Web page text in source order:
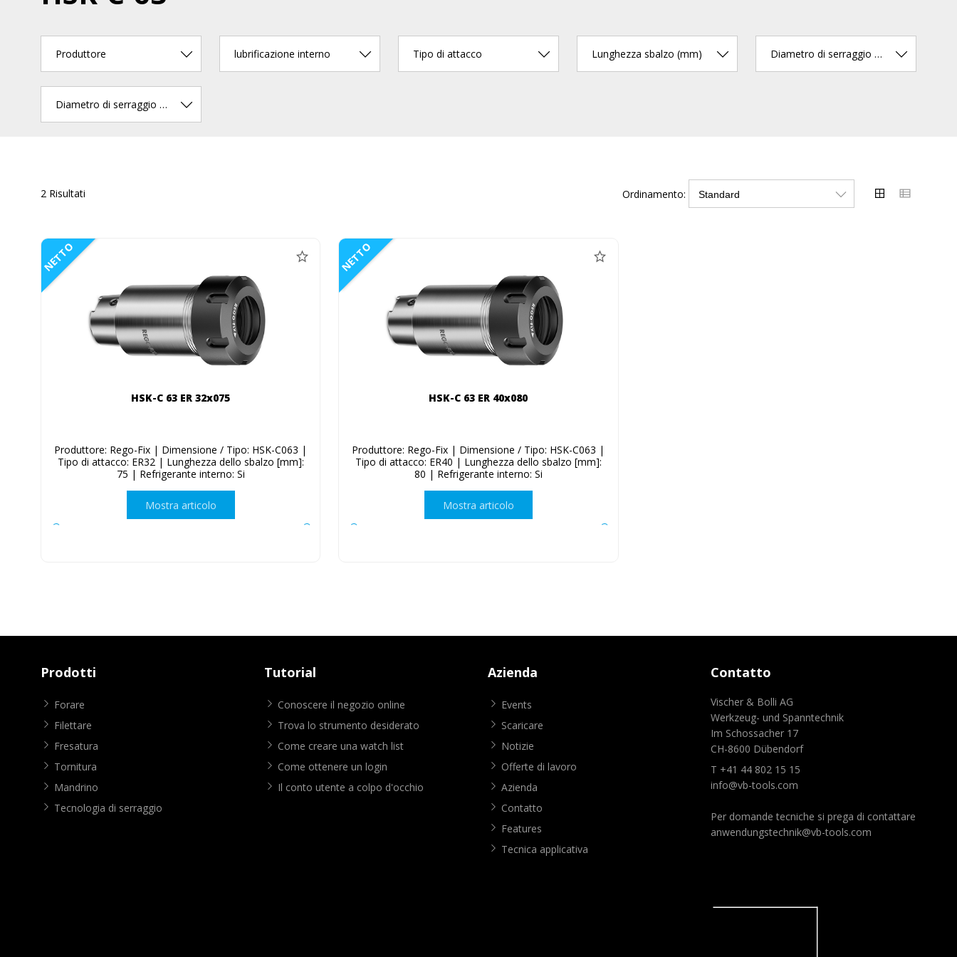
Produttore lubrificazione interno Tipo di attacco Lunghezza sbalzo (mm) Diametro di serraggio max.
Diametro di serraggio min.
2 Risultati Ordinamento:
NETTO
HSK-C 63 ER 32x075
Produttore: Rego-Fix | Dimensione / Tipo: HSK-C063 |
Tipo di attacco: ER32 | Lunghezza dello sbalzo [mm]:
75 | Refrigerante interno: Si
Mostra articolo
NETTO
HSK-C 63 ER 40x080
Produttore: Rego-Fix | Dimensione / Tipo: HSK-C063 |
Tipo di attacco: ER40 | Lunghezza dello sbalzo [mm]:
80 | Refrigerante interno: Si
Mostra articolo
Prodotti
Forare
Filettare
Fresatura
Tornitura
Mandrino
Tecnologia di serraggio
Tutorial
Conoscere il negozio online
Trova lo strumento desiderato
Come creare una watch list
Come ottenere un login
Il conto utente a colpo d'occhio
Azienda
Events
Scaricare
Notizie
Offerte di lavoro
Azienda
Contatto
Features
Tecnica applicativa
Contatto
Vischer & Bolli AG
Werkzeug- und Spanntechnik
Im Schossacher 17
CH-8600 Dübendorf
T +41 44 802 15 15
info@vb-tools.com
Per domande tecniche si prega di contattare
anwendungstechnik@vb-tools.com